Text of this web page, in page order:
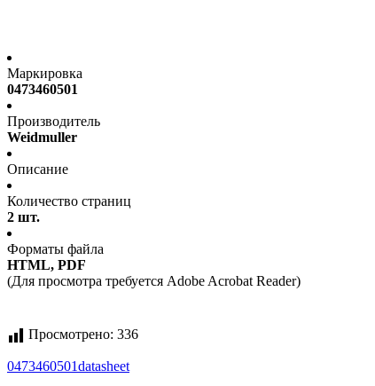
Маркировка
0473460501
Производитель
Weidmuller
Описание
Количество страниц
2 шт.
Форматы файла
HTML, PDF
(Для просмотра требуется Adobe Acrobat Reader)
Просмотрено: 336
0473460501datasheet